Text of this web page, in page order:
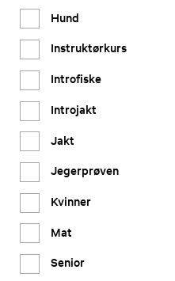
Hund
Instruktørkurs
Introfiske
Introjakt
Jakt
Jegerprøven
Kvinner
Mat
Senior